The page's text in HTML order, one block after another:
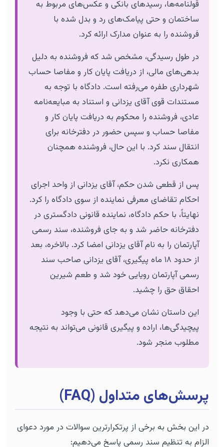
قولنامه‌ها، رسیدهای بانکی و عکس‌های مربوط به
ساختمان و حتی پیامک‌های رد و بدل شده با
فروشنده را به عنوان مدارک ارائه کرد.
در طول رسیدگی، مشخص شد که فروشنده به دلیل
بدهی‌های مالی، از دریافت پایان کار و مفاصا حساب
شهرداری طفره می‌رفته است. دادگاه با توجه به
مستندات قوی آقای یزدانی و استناد به مبایعه‌نامه
عادی، فروشنده را محکوم به دریافت پایان کار و
مفاصا حساب و سپس حضور در دفترخانه برای
انتقال سند کرد. با این حال، فروشنده همچنان
همکاری نکرد.
پس از قطعی شدن حکم، آقای یزدانی از واحد اجرای
احکام تقاضای معرفی نماینده از سوی دادگاه را کرد.
نهایتاً، با حکم دادگاه، نماینده قانونی دادگستری در
دفترخانه حاضر شد و به جای فروشنده، سند رسمی
آپارتمان را به نام آقای یزدانی امضا کرد. بالاخره، بعد
از حدود ۱۸ ماه پیگیری، آقای یزدانی صاحب سند
رسمی آپارتمان رویایی خود شد و طعم شیرین
احقاق حق را چشید.
این داستان نشان می‌دهد که حتی با وجود
پیچیدگی‌ها، اراده و پیگیری قانونی می‌تواند به نتیجه
مطلوب منجر شود.
پرسش‌های متداول (FAQ)
در این بخش به برخی از پرتکرارترین سوالات در مورد دعوای
الزام به تنظیم سند رسمی پاسخ می‌دهیم: